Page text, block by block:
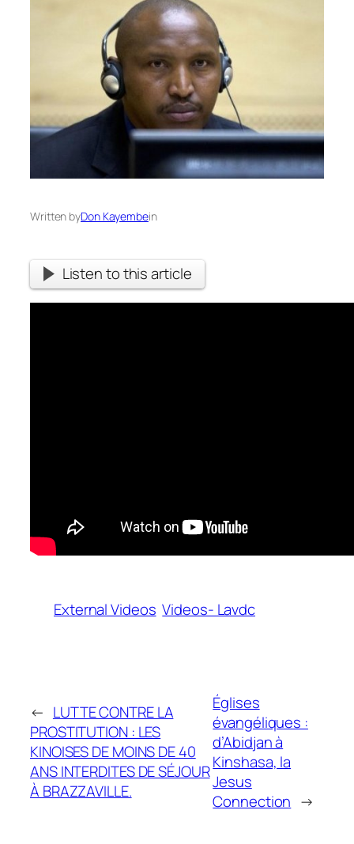
Written byDon Kayembein
Listen to this article
External Videos Videos- Lavdc
← LUTTE CONTRE LA
PROSTITUTION : LES
KINOISES DE MOINS DE 40
ANS INTERDITES DE SÉJOUR
À BRAZZAVILLE.
Églises
évangéliques :
d’Abidjan à
Kinshasa, la
Jesus
Connection →